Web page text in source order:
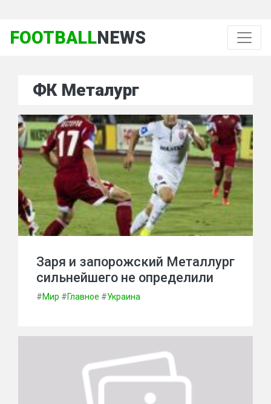
FOOTBALLNEWS
ФК Металург
Заря и запорожский Металлург
сильнейшего не определили
#Мир #Главное #Украина